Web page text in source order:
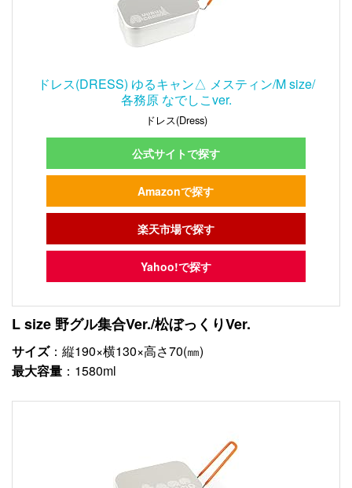
ドレス(DRESS) ゆるキャン△ メスティン/M size/
各務原 なでしこver.
ドレス(Dress)
公式サイトで探す
Amazonで探す
楽天市場で探す
Yahoo!で探す
L size 野グル集合Ver./松ぼっくりVer.
サイズ：縦190×横130×高さ70(㎜)
最大容量 ：1580ml